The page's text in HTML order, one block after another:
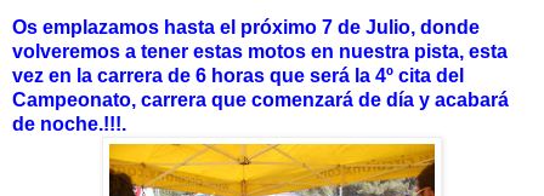
Os emplazamos hasta el próximo 7 de Julio, donde
volveremos a tener estas motos en nuestra pista, esta
vez en la carrera de 6 horas que será la 4º cita del
Campeonato, carrera que comenzará de día y acabará
de noche.!!!.